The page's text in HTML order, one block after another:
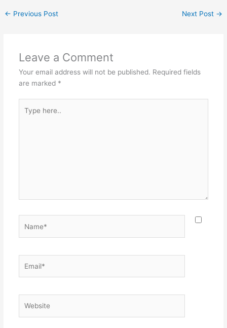
← Previous Post Next Post →
Leave a Comment
Your email address will not be published. Required fields
are marked *
here..